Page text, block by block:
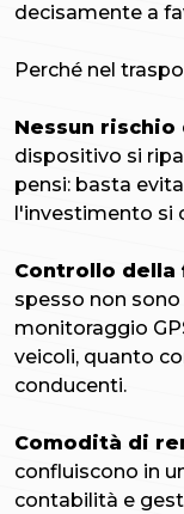
decisamente a
Perché nel
Nessun rischio
dispositivo si
pensi: basta
l'investimento si
Controllo della
spesso non
monitoraggio
veicoli, quanto
conducenti.
Comodità di
confluiscono in
contabilità e